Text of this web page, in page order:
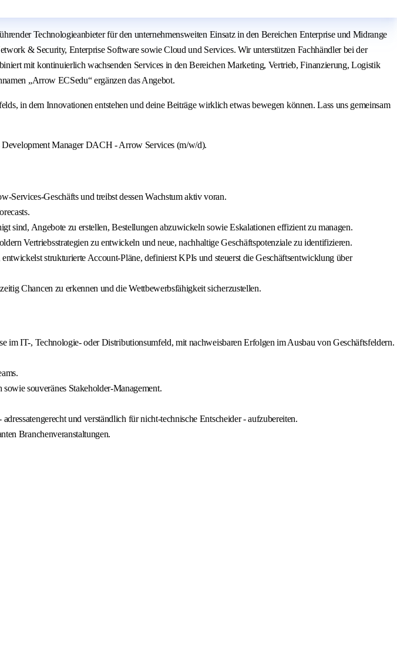
Technologieanbieter für den unternehmensweiten Einsatz in den Bereichen Enterprise und Midrange
& Security, Enterprise Software sowie Cloud und Services. Wir unterstützen Fachhändler bei der
mit kontinuierlich wachsenden Services in den Bereichen Marketing, Vertrieb, Finanzierung, Logistik
„Arrow ECSedu“ ergänzen das Angebot.
dem Innovationen entstehen und deine Beiträge wirklich etwas bewegen können. Lass uns gemeinsam
Development Manager DACH - Arrow Services (m/w/d).
Services-Geschäfts und treibst dessen Wachstum aktiv voran.
sind, Angebote zu erstellen, Bestellungen abzuwickeln sowie Eskalationen effizient zu managen.
Vertriebsstrategien zu entwickeln und neue, nachhaltige Geschäftspotenziale zu identifizieren.
strukturierte Account-Pläne, definierst KPIs und steuerst die Geschäftsentwicklung über
Chancen zu erkennen und die Wettbewerbsfähigkeit sicherzustellen.
IT-, Technologie- oder Distributionsumfeld, mit nachweisbaren Erfolgen im Ausbau von Geschäftsfeldern.
souveränes Stakeholder-Management.
und verständlich für nicht-technische Entscheider - aufzubereiten.
Branchenveranstaltungen.